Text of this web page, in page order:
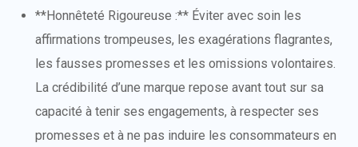
**Honnêteté Rigoureuse :** Éviter avec soin les
affirmations trompeuses, les exagérations flagrantes,
les fausses promesses et les omissions volontaires.
La crédibilité d’une marque repose avant tout sur sa
capacité à tenir ses engagements, à respecter ses
promesses et à ne pas induire les consommateurs en